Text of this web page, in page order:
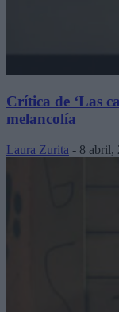
Crítica de ‘Las
melancolía
Laura Zurita - 8 abril,